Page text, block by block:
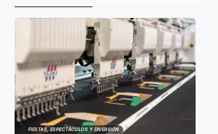
FIESTAS, ESPECTÁCULOS Y DIVERSIÓN